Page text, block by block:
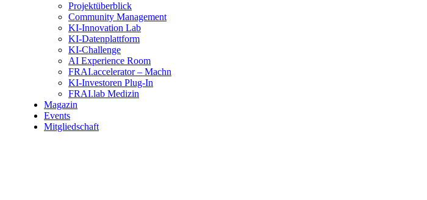
Projektüberblick
Community Management
KI-Innovation Lab
KI-Datenplattform
KI-Challenge
AI Experience Room
FRAI.accelerator – Machn
KI-Investoren Plug-In
FRAI.lab Medizin
Magazin
Events
Mitgliedschaft